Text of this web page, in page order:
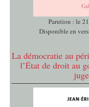
Parution : le
Disponible en
La démocratie au
l’État de droit au